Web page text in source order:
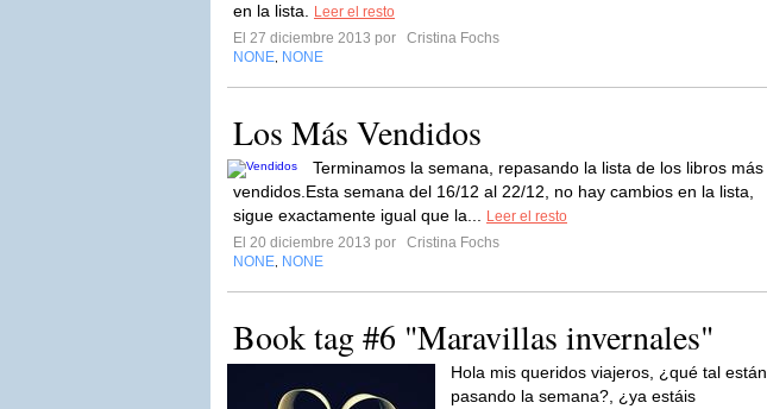
en la lista.
Leer el resto
El 27 diciembre 2013 por
Cristina Fochs
NONE NONE
Los Más Vendidos
Terminamos la semana, repasando la lista de los libros más
vendidos.Esta semana del 16/12 al 22/12, no hay cambios en la lista,
sigue exactamente igual que la...
Leer el resto
El 20 diciembre 2013 por
Cristina Fochs
NONE NONE
Book tag #6 "Maravillas invernales"
Hola mis queridos viajeros, ¿qué tal están
pasando la semana?, ¿ya estáis